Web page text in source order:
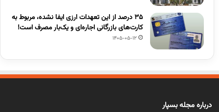
۳۵ درصد از این تعهدات ارزی ایفا نشده، مربوط به
کارت‌های بازرگانی اجاره‌ای و یک‌بار مصرف است!
1405-05-12
درباره مجله بسپار